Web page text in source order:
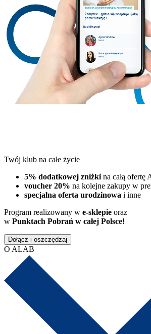
Twój klub na całe życie
5% dodatkowej zniżki na całą
voucher 20% na kolejne zakupy w
specjalna oferta urodzinowa i inne
Program realizowany w e-sklepie oraz
w Punktach Pobrań w całej Polsce!
Dołącz i oszczędzaj
O ALAB